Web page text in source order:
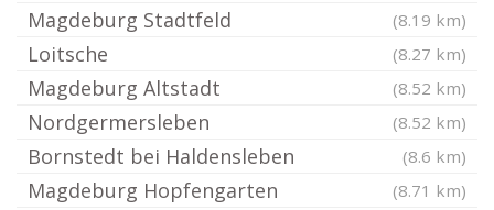
Magdeburg Stadtfeld (8.19 km)
Loitsche (8.27 km)
Magdeburg Altstadt (8.52 km)
Nordgermersleben (8.52 km)
Bornstedt bei Haldensleben (8.6 km)
Magdeburg Hopfengarten (8.71 km)